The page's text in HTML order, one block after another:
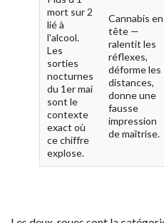
mort sur 2
lié à
l'alcool.
Les
sorties
nocturnes
du 1er mai
sont le
contexte
exact où
ce chiffre
explose.
Cannabis en
tête —
ralentit les
réflexes,
déforme les
distances,
donne une
fausse
impression
de maîtrise.